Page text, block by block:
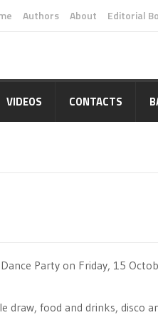
Authors About Editorial
VIDEOS CONTACTS
Party on Friday, 15
draw, food and drinks, disco